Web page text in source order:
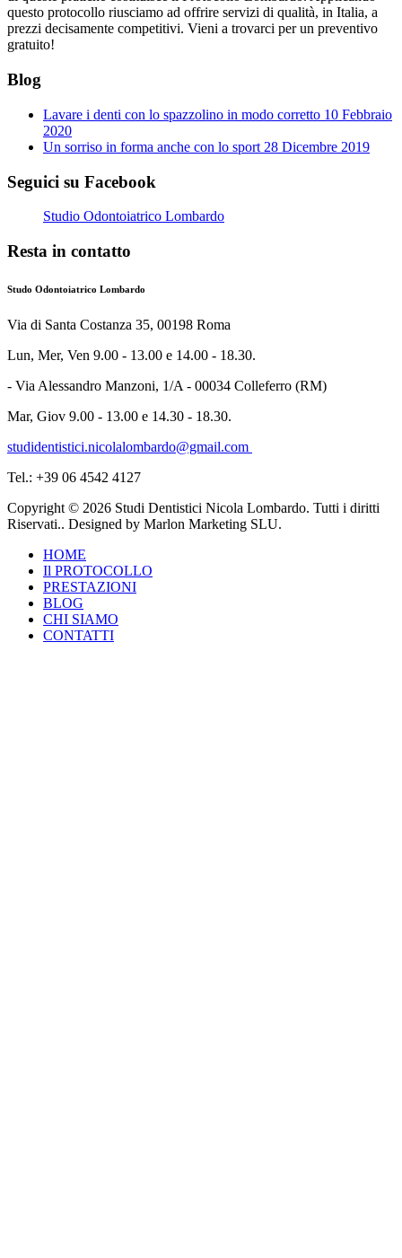
questo protocollo riusciamo ad offrire servizi di qualità, in Italia, a
prezzi decisamente competitivi. Vieni a trovarci per un preventivo
gratuito!
Blog
Lavare i denti con lo spazzolino in modo corretto 10 Febbraio
2020
Un sorriso in forma anche con lo sport 28 Dicembre 2019
Seguici su Facebook
Studio Odontoiatrico Lombardo
Resta in contatto
Studo Odontoiatrico Lombardo
Via di Santa Costanza 35, 00198 Roma
Lun, Mer, Ven 9.00 - 13.00 e 14.00 - 18.30.
- Via Alessandro Manzoni, 1/A - 00034 Colleferro (RM)
Mar, Giov 9.00 - 13.00 e 14.30 - 18.30.
studidentistici.nicolalombardo@gmail.com
Tel.: +39 06 4542 4127
Copyright © 2026 Studi Dentistici Nicola Lombardo. Tutti i diritti
Riservati.. Designed by Marlon Marketing SLU.
HOME
Il PROTOCOLLO
PRESTAZIONI
BLOG
CHI SIAMO
CONTATTI